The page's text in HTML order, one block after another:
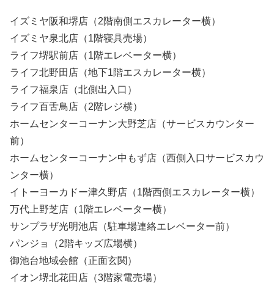
イズミヤ阪和堺店（2階南側エスカレーター横）
イズミヤ泉北店（1階寝具売場）
ライフ堺駅前店（1階エレベーター横）
ライフ北野田店（地下1階エスカレーター横）
ライフ福泉店（北側出入口）
ライフ百舌鳥店（2階レジ横）
ホームセンターコーナン大野芝店（サービスカウンター
前）
ホームセンターコーナン中もず店（西側入口サービスカウ
ンター横）
イトーヨーカドー津久野店（1階西側エスカレーター横）
万代上野芝店（1階エレベーター横）
サンプラザ光明池店（駐車場連絡エレベーター前）
パンジョ（2階キッズ広場横）
御池台地域会館（正面玄関）
イオン堺北花田店（3階家電売場）